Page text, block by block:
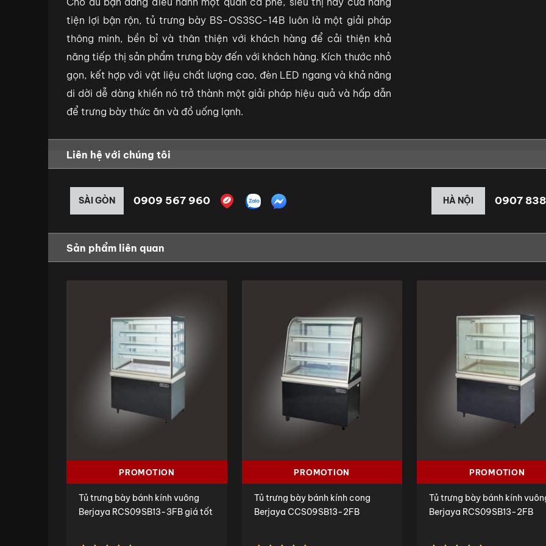
tiện lợi bận rộn, tủ trưng bày BS-OS3SC-14B luôn là một giải pháp
thông minh, bền bỉ và thân thiện với khách hàng để cải thiện khả
năng tiếp thị sản phẩm trưng bày đến với khách hàng. Kích thước nhỏ
gọn, kết hợp với vật liệu chất lượng cao, đèn LED ngang và khả năng
di dời dễ dàng khiến nó trở thành một giải pháp hiệu quả và hấp dẫn
để trưng bày thức ăn và đồ uống lạnh.
Liên hệ với chúng tôi
SÀI GÒN 0909 567 960 HÀ NỘI 0907
Sản phẩm liên quan
PROMOTION
Tủ trưng bày bánh kính vuông
Berjaya RCS09SB13-3FB giá tốt
PROMOTION
Tủ trưng bày bánh kính cong
Berjaya CCS09SB13-2FB
PROMOTION
Tủ trưng bày bánh kính
Berjaya RCS09SB13-2FB